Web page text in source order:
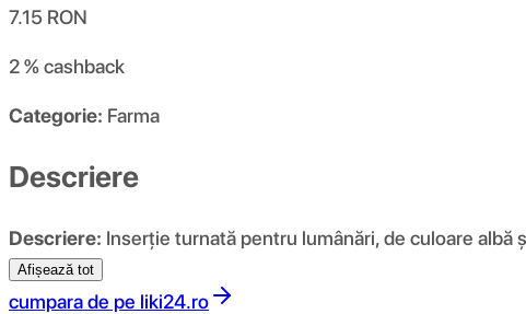
7.15 RON
2 %cashback
Categorie: Farma
Descriere
Descriere: Inserție turnată pentru lumânări, de culoare albă
Afișează tot
cumpara de pe liki24.ro